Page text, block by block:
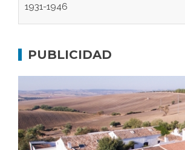
1931-1946
concentración nazis
Bornos
El Frente Popular. Ubrique, febrero-
PUBLICIDAD